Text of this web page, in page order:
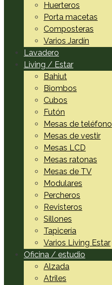
Huerteros
Porta macetas
Composteras
Varios Jardín
Lavadero
Living / Estar
Bahiut
Biombos
Cubos
Futón
Mesas de teléfono
Mesas de vestir
Mesas LCD
Mesas ratonas
Mesas de TV
Modulares
Percheros
Revisteros
Sillones
Tapicería
Varios Living Estar
Oficina / estudio
Alzada
Atriles